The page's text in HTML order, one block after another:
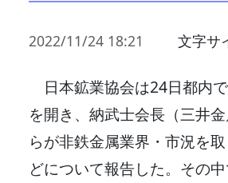
2022/11/24 18:21 文字サ
日本鉱業協会は24日都内
を開き、納武士会長（三井金
らが非鉄金属業界・市況を
どについて報告した。その